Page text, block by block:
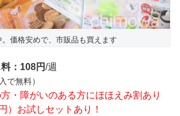
。価格安めで、市販品も買えます
：108円/週
で無料）
・障がいのある方にほほえみ割あり
）お試しセットあり！